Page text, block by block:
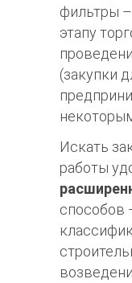
фильтры –
этапу
(закупки
Искать
работы
способов